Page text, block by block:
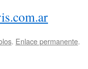
. Enlace permanente.